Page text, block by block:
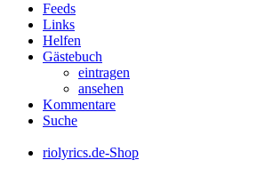
Feeds
Links
Helfen
Gästebuch
eintragen
ansehen
Kommentare
Suche
riolyrics.de-Shop